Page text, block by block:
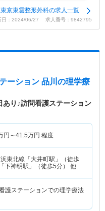
東京東雲整形外科の求人一覧
日：2024/06/27 求人番号：9842795
ーション 品川 の理学療
あり♪訪問看護ステーション
円～41.5万円 程度
浜東北線「大井町駅」（徒歩
下神明駅」（徒歩5分） 他
護ステーションでの理学療法